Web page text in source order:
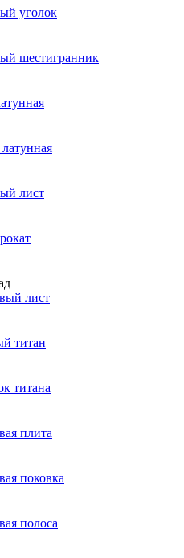
уголок
шестигранник
лист
лист
титан
титана
плита
поковка
полоса